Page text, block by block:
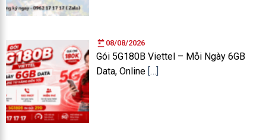
08/08/2026
Gói 5G180B Viettel – Mỗi Ngày 6GB
Data, Online […]